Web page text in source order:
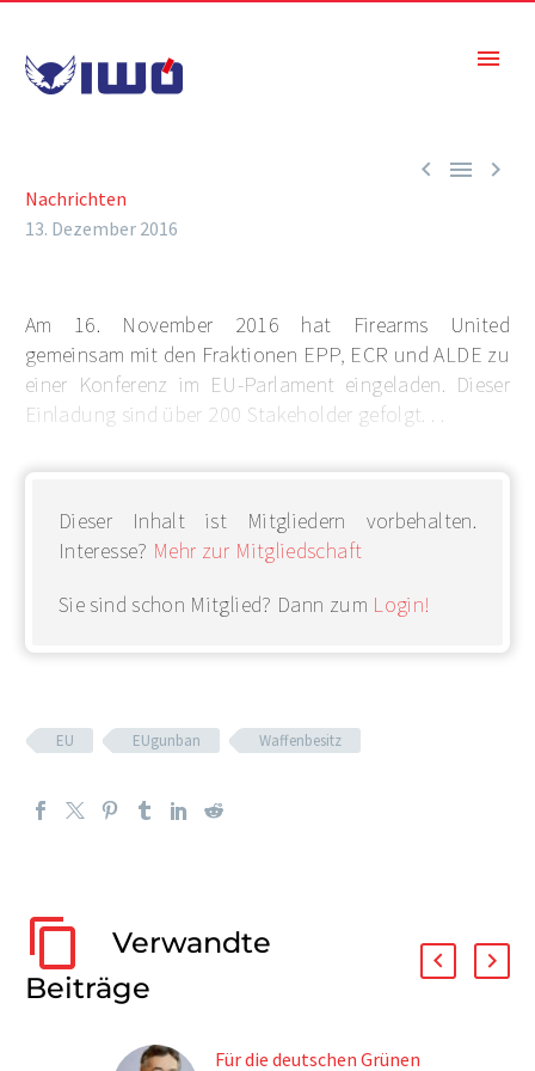
  
Nachrichten
13. Dezember 2016
Am 16. November 2016 hat Firearms United
gemeinsam mit den Fraktionen EPP, ECR und ALDE zu
einer Konferenz im EU-Parlament eingeladen. Dieser
Einladung sind über 200 Stakeholder gefolgt. . .
Dieser Inhalt ist Mitgliedern vorbehalten.
Interesse? Mehr zur Mitgliedschaft
Sie sind schon Mitglied? Dann zum Login!
EU EUgunban Waffenbesitz
Verwandte
Beiträge
Für die deutschen Grünen